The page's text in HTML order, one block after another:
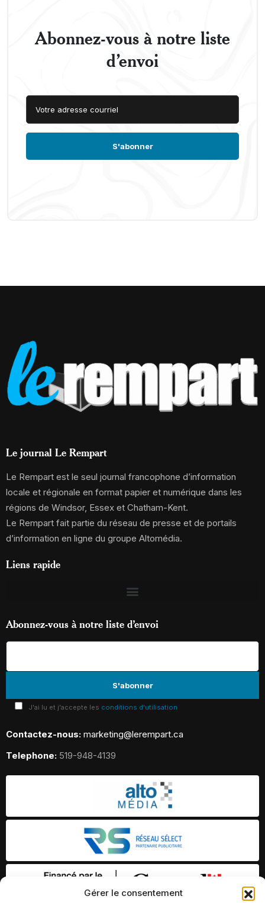
Gérer le consentement
Abonnez-vous à notre liste
d’envoi
Le journal Le Rempart
Le Rempart est le seul journal francophone d’information
locale et régionale en format papier et numérique dans les
régions de Windsor, Essex et Chatham-Kent.
Le Rempart fait partie du réseau de presse et de portails
d’information en ligne du groupe Altomédia.
Liens rapide
Abonnez-vous à notre liste d’envoi
J'ai lu et j'accepte les conditions d'utilisation
Contactez-nous: marketing@lerempart.ca
Telephone: 519-948-4139